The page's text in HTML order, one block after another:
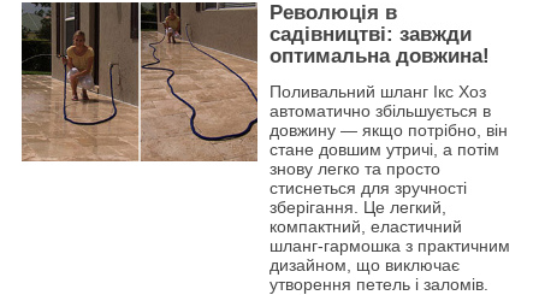
Революція в
садівництві: завжди
оптимальна довжина!
Поливальний шланг Ікс Хоз
автоматично збільшується в
довжину — якщо потрібно, він
стане довшим утричі, а потім
знову легко та просто
стиснеться для зручності
зберігання. Це легкий,
компактний, еластичний
шланг-гармошка з практичним
дизайном, що виключає
утворення петель і заломів.